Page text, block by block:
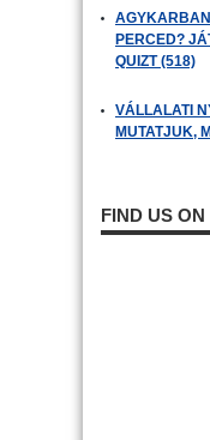
PERCED?
QUIZT (518)
VÁLLALATI
MUTATJUK,
FIND US